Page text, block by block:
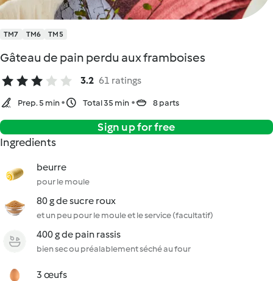
TM7 TM6 TM5
Gâteau de pain perdu aux framboises
3.2 61 ratings
Prep. 5 min Total 35 min 8 parts
Sign up for free
Ingredients
beurre
pour le moule
80 g de sucre roux
et un peu pour le moule et le service (facultatif)
400 g de pain rassis
bien sec ou préalablement séché au four
3 œufs